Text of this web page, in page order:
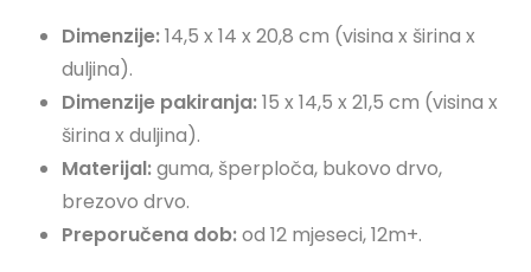
Dimenzije:14,5 x 14 x 20,8 cm (visina x širina x
duljina).
Dimenzije pakiranja:15 x 14,5 x 21,5 cm (visina x
širina x duljina).
Materijal:guma, šperploča, bukovo drvo,
brezovo drvo.
Preporučena dob:od 12 mjeseci, 12m+.